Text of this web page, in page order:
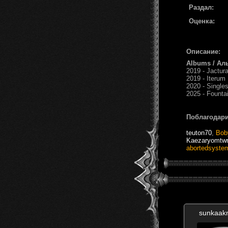
Раздал:
Оценка:
Описание:
Albums /
2019 -
2019 - Iterum
2020 - Singles
2025 -
teuton70